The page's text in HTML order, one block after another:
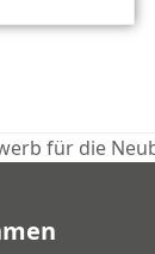
für die